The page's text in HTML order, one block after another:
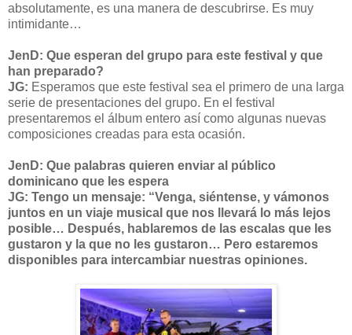
absolutamente, es una manera de descubrirse. Es muy
intimidante…
JenD: Que esperan del grupo para este festival y que
han preparado?
JG: Esperamos que este festival sea el primero de una larga
serie de presentaciones del grupo. En el festival
presentaremos el álbum entero así como algunas nuevas
composiciones creadas para esta ocasión.
JenD: Que palabras quieren enviar al público
dominicano que les espera
JG: Tengo un mensaje: “Venga, siéntense, y vámonos
juntos en un viaje musical que nos llevará lo más lejos
posible… Después, hablaremos de las escalas que les
gustaron y la que no les gustaron… Pero estaremos
disponibles para intercambiar nuestras opiniones.